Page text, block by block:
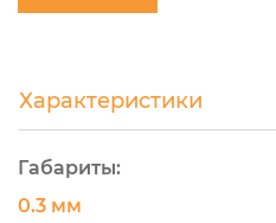
Характеристики
Габариты:
0.3 мм